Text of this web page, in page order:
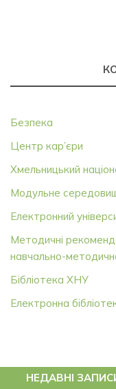
Безпека
Центр кар’єри
Хмельницький
Модульне
Електронний
Методичні
навчально-
Бібліотека ХНУ
Електронна
НЕДАВНІ